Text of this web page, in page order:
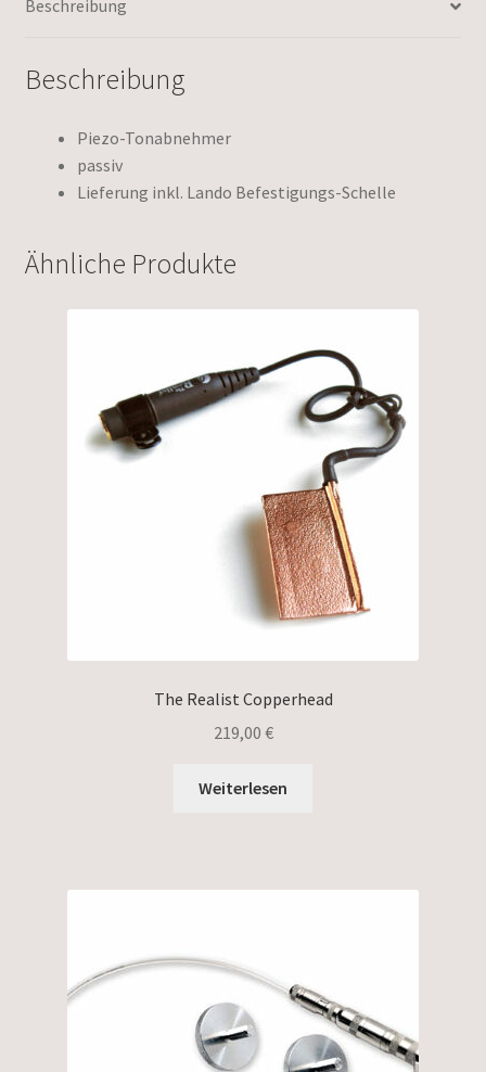
Beschreibung
Beschreibung
Piezo-Tonabnehmer
passiv
Lieferung inkl. Lando Befestigungs-Schelle
Ähnliche Produkte
The Realist Copperhead
219,00 €
Weiterlesen